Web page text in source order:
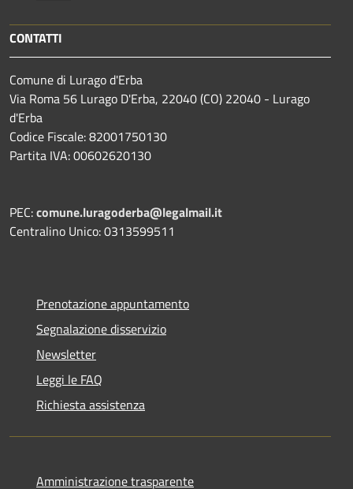
CONTATTI
Comune di Lurago d'Erba
Via Roma 56 Lurago D'Erba, 22040 (CO) 22040 - Lurago
d'Erba
Codice Fiscale: 82001750130
Partita IVA: 00602620130
PEC:comune.luragoderba@legalmail.it
Centralino Unico: 0313599511
Prenotazione appuntamento
Segnalazione disservizio
Newsletter
Leggi le FAQ
Richiesta assistenza
Amministrazione trasparente